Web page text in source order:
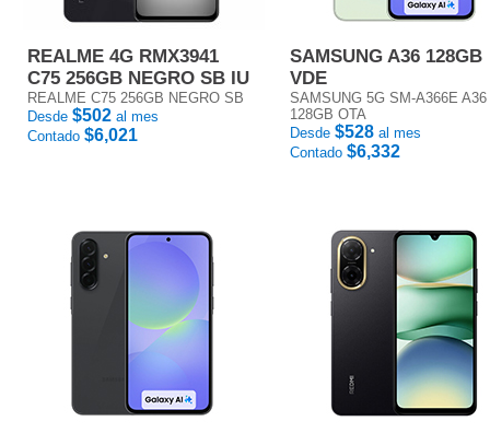
REALME 4G RMX3941
C75 256GB NEGRO SB IU
REALME C75 256GB NEGRO SB
Desde $502 al mes
Contado $6,021
SAMSUNG A36 128GB
VDE
SAMSUNG 5G SM-A366E A36
128GB OTA
Desde $528 al mes
Contado $6,332